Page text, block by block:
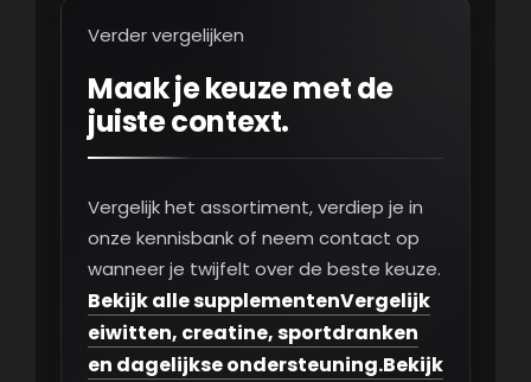
Verder vergelijken
Maak je keuze met de
juiste context.
Vergelijk het assortiment, verdiep je in
onze kennisbank of neem contact op
wanneer je twijfelt over de beste keuze.
Bekijk alle supplementenVergelijk
eiwitten, creatine, sportdranken
en dagelijkse ondersteuning.Bekijk